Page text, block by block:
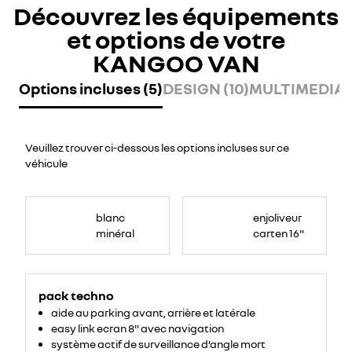
Découvrez les équipements
et options de votre
KANGOO VAN
Options incluses (5)DESIGN (10)MULTIMEDIA
Veuillez trouver ci-dessous les options incluses sur ce
véhicule
blanc
minéral
enjoliveur
carten 16"
pack techno
aide au parking avant, arrière et latérale
easy link ecran 8" avec navigation
système actif de surveillance d’angle mort